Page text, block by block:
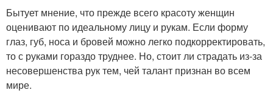
Бытует мнение, что прежде всего красоту женщин
оценивают по идеальному лицу и рукам. Если форму
глаз, губ, носа и бровей можно легко подкорректировать,
то с руками гораздо труднее. Но, стоит ли страдать из-за
несовершенства рук тем, чей талант признан во всем
мире.